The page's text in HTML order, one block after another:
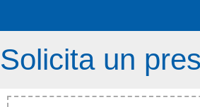
Solicita un